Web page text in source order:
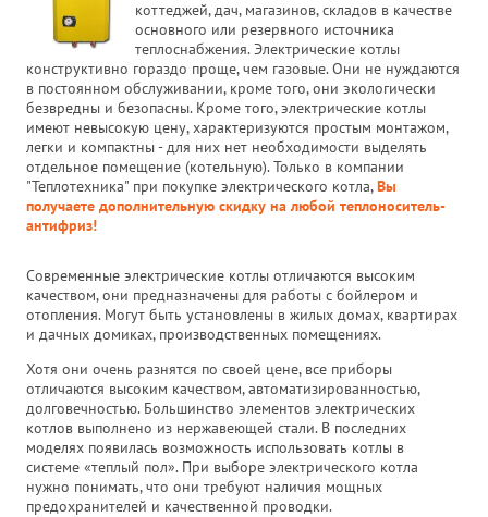
коттеджей, дач, магазинов, складов в качестве
основного или резервного источника
теплоснабжения. Электрические котлы
конструктивно гораздо проще, чем газовые. Они не нуждаются
в постоянном обслуживании, кроме того, они экологически
безвредны и безопасны. Кроме того, электрические котлы
имеют невысокую цену, характеризуются простым монтажом,
легки и компактны - для них нет необходимости выделять
отдельное помещение (котельную). Только в компании
"Теплотехника" при покупке электрического котла,Вы
получаете дополнительную скидку на любой теплоноситель-
антифриз!
Современные электрические котлы отличаются высоким
качеством, они предназначены для работы с бойлером и
отопления. Могут быть установлены в жилых домах, квартирах
и дачных домиках, производственных помещениях.
Хотя они очень разнятся по своей цене, все приборы
отличаются высоким качеством, автоматизированностью,
долговечностью. Большинство элементов электрических
котлов выполнено из нержавеющей стали. В последних
моделях появилась возможность использовать котлы в
системе «теплый пол». При выборе электрического котла
нужно понимать, что они требуют наличия мощных
предохранителей и качественной проводки.